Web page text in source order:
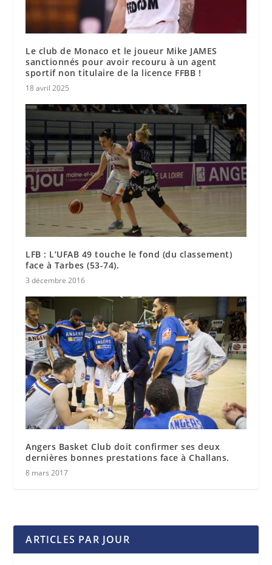
Le club de Monaco et le joueur Mike JAMES
sanctionnés pour avoir recouru à un agent
sportif non titulaire de la licence FFBB !
18 avril 2025
LFB : L’UFAB 49 touche le fond (du classement)
face à Tarbes (53-74).
3 décembre 2016
Angers Basket Club doit confirmer ses deux
dernières bonnes prestations face à Challans.
8 mars 2017
ARTICLES PAR JOUR